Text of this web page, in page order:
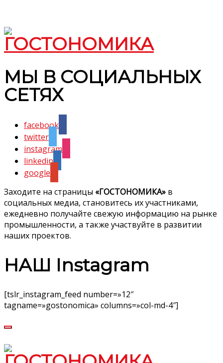
МЫ В СОЦИАЛЬНЫХ
СЕТЯХ
facebook
twitter
instagram
linkedin
google
Заходите на страницы «ГОСТОНОМИКА» в
социальных медиа, становитесь их участниками,
ежедневно получайте свежую информацию на рынке
промышленности, а также участвуйте в развитии
наших проектов.
НАШ Instagram
[tslr_instagram_feed number=»12″
tagname=»gostonomica» columns=»col-md-4″]